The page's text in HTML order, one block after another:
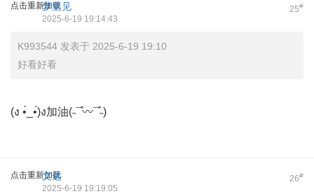
点击重新加载 25#
梦里见
2025-6-19 19:14:43
K993544 发表于 2025-6-19 19:10
好看好看
(ง •̀_•́)ง加油(˵¯͒〰¯͒˵)
点击重新加载 26#
文远
2025-6-19 19:19:05